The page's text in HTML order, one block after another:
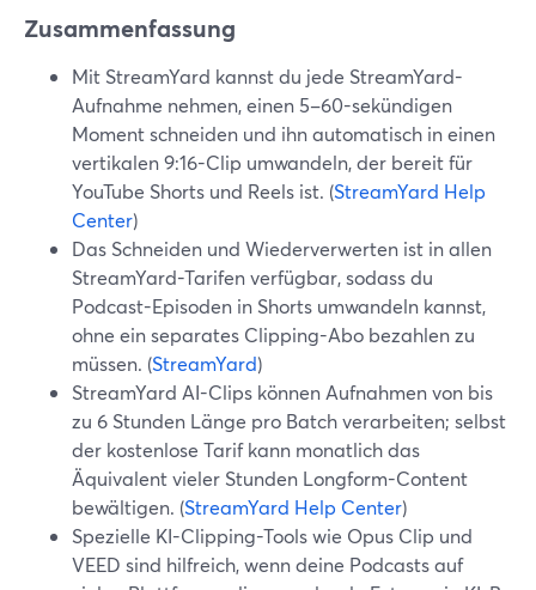
Zusammenfassung
Mit StreamYard kannst du jede StreamYard-
Aufnahme nehmen, einen 5–60-sekündigen
Moment schneiden und ihn automatisch in einen
vertikalen 9:16-Clip umwandeln, der bereit für
YouTube Shorts und Reels ist. (StreamYard Help
Center)
Das Schneiden und Wiederverwerten ist in allen
StreamYard-Tarifen verfügbar, sodass du
Podcast-Episoden in Shorts umwandeln kannst,
ohne ein separates Clipping-Abo bezahlen zu
müssen. (StreamYard)
StreamYard AI-Clips können Aufnahmen von bis
zu 6 Stunden Länge pro Batch verarbeiten; selbst
der kostenlose Tarif kann monatlich das
Äquivalent vieler Stunden Longform-Content
bewältigen. (StreamYard Help Center)
Spezielle KI-Clipping-Tools wie Opus Clip und
VEED sind hilfreich, wenn deine Podcasts auf